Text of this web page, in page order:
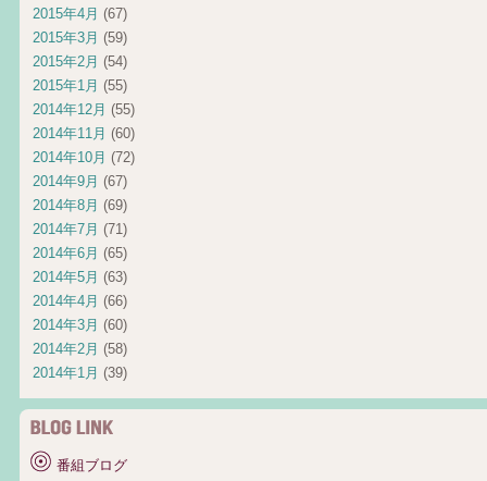
2015年4月 (67)
2015年3月 (59)
2015年2月 (54)
2015年1月 (55)
2014年12月 (55)
2014年11月 (60)
2014年10月 (72)
2014年9月 (67)
2014年8月 (69)
2014年7月 (71)
2014年6月 (65)
2014年5月 (63)
2014年4月 (66)
2014年3月 (60)
2014年2月 (58)
2014年1月 (39)
番組ブログ